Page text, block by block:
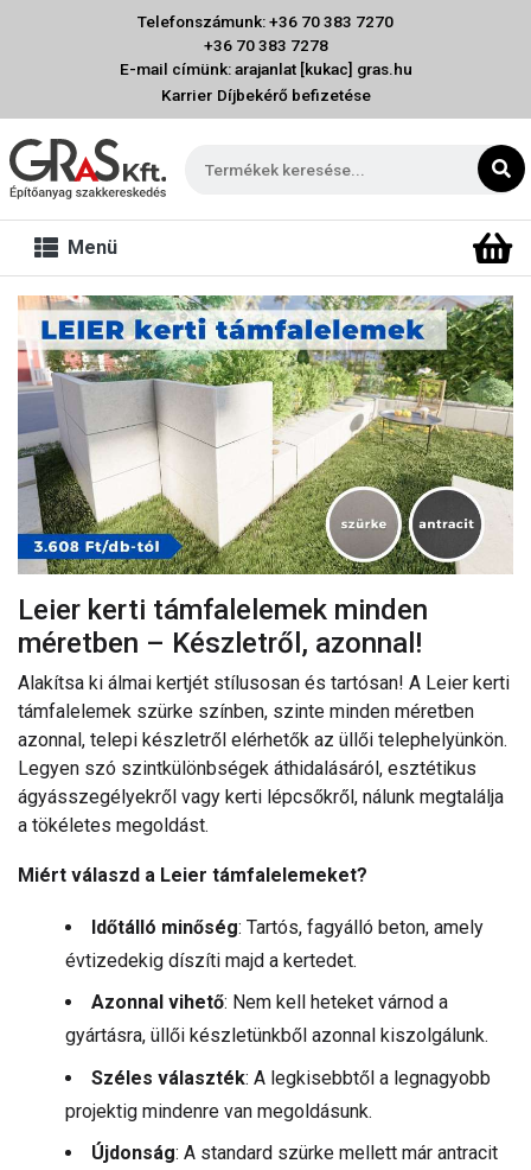
Telefonszámunk: +36 70 383 7270
+36 70 383 7278
E-mail címünk: arajanlat [kukac] gras.hu
Karrier Díjbekérő befizetése
Menü
Leier kerti támfalelemek minden
méretben – Készletről, azonnal!
Alakítsa ki álmai kertjét stílusosan és tartósan! A Leier kerti
támfalelemek szürke színben, szinte minden méretben
azonnal, telepi készletről elérhetők az üllői telephelyünkön.
Legyen szó szintkülönbségek áthidalásáról, esztétikus
ágyásszegélyekről vagy kerti lépcsőkről, nálunk megtalálja
a tökéletes megoldást.
Miért válaszd a Leier támfalelemeket?
Időtálló minőség: Tartós, fagyálló beton, amely
évtizedekig díszíti majd a kertedet.
Azonnal vihető: Nem kell heteket várnod a
gyártásra, üllői készletünkből azonnal kiszolgálunk.
Széles választék: A legkisebbtől a legnagyobb
projektig mindenre van megoldásunk.
Újdonság: A standard szürke mellett már antracit